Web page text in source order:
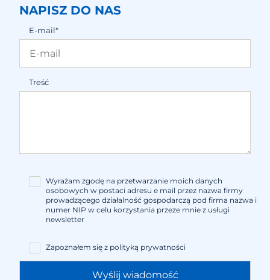
E-mail*
Treść
Wyrażam zgodę na przetwarzanie moich danych
osobowych w postaci adresu e mail przez nazwa firmy
prowadzącego działalność gospodarczą pod firma nazwa i
numer NIP w celu korzystania przeze mnie z usługi
newsletter
Zapoznałem się z polityką prywatności
NAPISZ DO NAS